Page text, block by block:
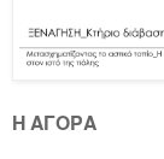
Η ΑΓΟΡΑ